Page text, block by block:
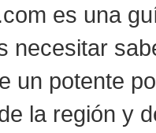
es una
necesitar
un potente
la región y